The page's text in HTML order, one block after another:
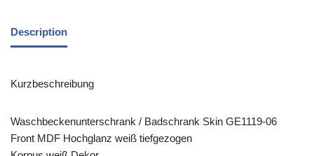
Description
Kurzbeschreibung
Waschbeckenunterschrank / Badschrank Skin GE1119-06
Front MDF Hochglanz weiß tiefgezogen